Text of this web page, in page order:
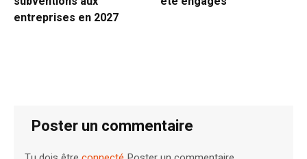
entreprises en 2027
Poster un commentaire